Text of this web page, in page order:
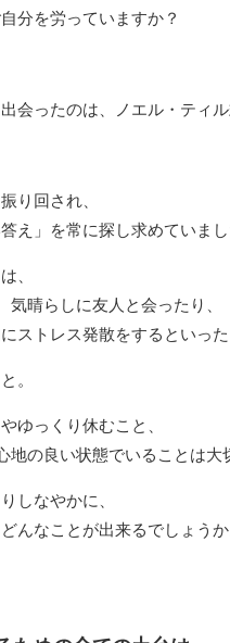
分を労っていますか？
会ったのは、ノエル・ティ
り回され、
え」を常に探し求めていまし
、
晴らしに友人と会ったり、
ストレス発散をするといった
。
ゆっくり休むこと、
の良い状態でいることは大
しなやかに、
んなことが出来るでしょうか